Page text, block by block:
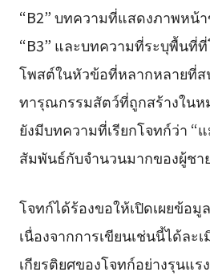
“B2” บทความที่แสดงภาพหน้
“B3” และบทความที่ระบุพื้นที่
โพสต์ในหัวข้อที่หลากหลายที่ส
ทารุณกรรมสัตว์ที่ถูกสร้างใน
ยังมีบทความที่เรียกโจทก์ว่า “
สัมพันธ์กับจำนวนมากของผู้ชา
โจทก์ได้ร้องขอให้เปิดเผยข้อมู
เนื่องจากการเขียนเช่นนี้ได้ละ
เกียรติยศของโจทก์อย่างรุนแ